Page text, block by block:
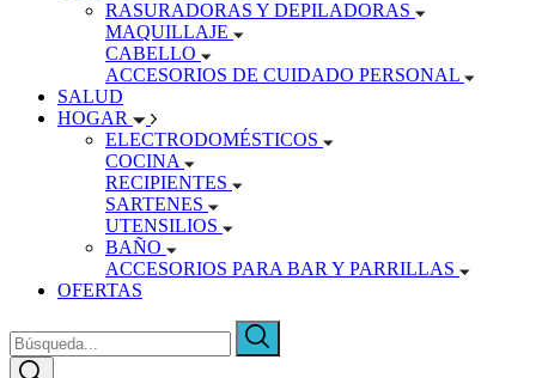
RASURADORAS Y DEPILADORAS
MAQUILLAJE
CABELLO
ACCESORIOS DE CUIDADO PERSONAL
SALUD
HOGAR
ELECTRODOMÉSTICOS
COCINA
RECIPIENTES
SARTENES
UTENSILIOS
BAÑO
ACCESORIOS PARA BAR Y PARRILLAS
OFERTAS